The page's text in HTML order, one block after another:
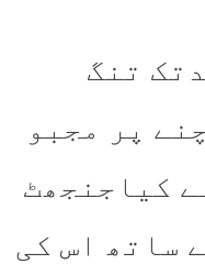
تنگ
پر مجبو
کیاجنجھٹ
ساتھ اس کی